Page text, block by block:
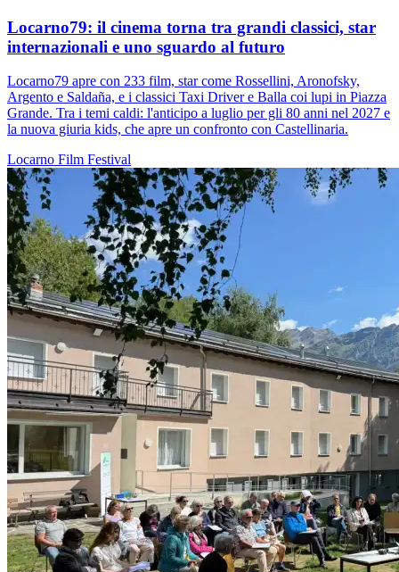
Locarno79: il cinema torna tra grandi classici, star
internazionali e uno sguardo al futuro
Locarno79 apre con 233 film, star come Rossellini, Aronofsky,
Argento e Saldaña, e i classici Taxi Driver e Balla coi lupi in Piazza
Grande. Tra i temi caldi: l'anticipo a luglio per gli 80 anni nel 2027 e
la nuova giuria kids, che apre un confronto con Castellinaria.
Locarno Film Festival